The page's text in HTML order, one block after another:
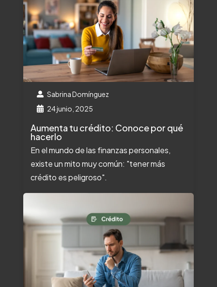
Sabrina Domínguez
24 junio, 2025
Aumenta tu crédito: Conoce por qué
hacerlo
En el mundo de las finanzas personales,
existe un mito muy común: "tener más
crédito es peligroso".